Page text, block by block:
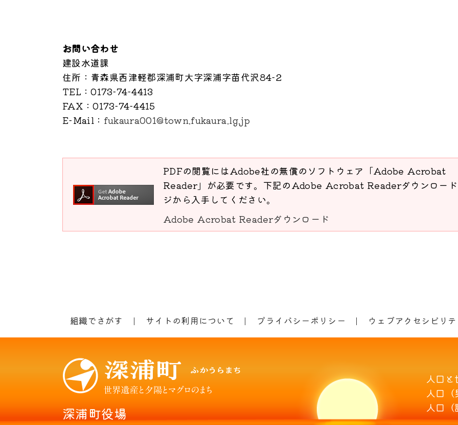
お問い合わせ
建設水道課
住所 ：青森県西津軽郡深浦町大字深浦字苗代沢84-2
TEL ：0173-74-4413
FAX ：0173-74-4415
E-Mail ： fukaura001@town.fukaura.lg.jp
PDFの閲覧にはAdobe社の無償のソフトウェア「Adobe Acrobat
Reader」が必要です。下記のAdobe Acrobat Readerダウンロー
ジから入手してください。
Adobe Acrobat Readerダウンロード
組織でさがす サイトの利用について プライバシーポリシー ウェブアクセシビリ
深浦町役場
人口と
人口（
人口（